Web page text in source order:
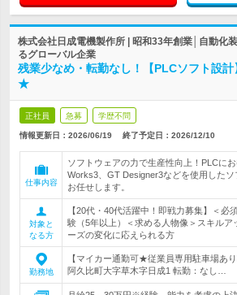
株式会社日成電機製作所 | 昭和33年創業│自動化
るグローバル企業
残業少なめ・転勤なし！【PLCソフト設計
★
正社員 急募 学歴不問
情報更新日：2026/06/19 終了予定日： 2026/12/10
仕事内容
ソフトウェアの力で生産性向上！PLCに
Works3、GT Designer3などを使用した
お任せします。
対象と
なる方
【20代・40代活躍中！即戦力募集】＜必
験（5年以上）＜求める人物像＞スキルア
ーズの変化に応えられる方
勤務地
【マイカー通勤可★従業員専用駐車場あ
阿久比町大字草木字日成1 転勤：なし…